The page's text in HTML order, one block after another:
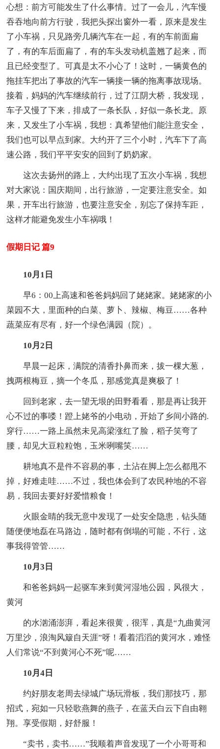
心想：前方可能发生了什么事情。过了一会儿，汽车慢
吞吞地向前方行驶，我把头探出窗外一看，原来是发生
了小车祸，只见路旁几辆汽车在一起，有的车前面扁
了，有的车后面扁了，有的车头发动机盖翘了起来，而
且已经变型了。可真是太不小心了！这时，一辆黄色的
拖挂车把出了事故的汽车一辆接一辆的拖离事故现场。
接着，妈妈的汽车继续前行，过了江阴大桥，我发现，
车子又慢了下来，排成了一条长队，好似一条长龙。原
来，又发生了小车祸，我想：真希望他们能注意安全，
我们也可以早点到家。大约开了三个小时，汽车下了高
速公路，我们平平安安的回到了奶奶家。
这次去扬州的路上，大约出现了五次小车祸，我想
对大家说：国庆期间，出行旅游，一定要注意安全。如
果，开车出行旅游，也要注意安全，别忘了保持车距，
这样才能避免发生小车祸哦！
假期日记 篇9
10月1日
早6：00上高速和爸爸妈妈回了姥姥家。姥姥家的小
菜园不大，里面种的白菜、萝卜、辣椒、梅豆……各种
蔬菜应有尽有，好一个绿色满园（院）。
10月2日
早晨一起床，满院的清香扑鼻而来，拔一棵大葱，
拽两根梅豆，摘一个冬瓜，那感觉真是爽极了！
回到老家，去一望无垠的田野看看，那是再让我开
心不过的事喽！蹬上姥爷的小电动，开始了乡间小路的.
穿行……一路上虽然未见高梁涨红了脸，稻子笑弯了
腰，却见大豆粒粒饱，玉米咧嘴笑……
耕地真不是件不容易的事，土沾在脚上怎么都甩不
掉，好难走哇……不过，我也体会到了农民种地的不容
易，我回去要好好爱惜粮食！
火眼金睛的我无意中发现了一处安全隐患，钻头随
随便便地磊在马路边，随时都有倒塌的可能，不行，这
事我得管管……
10月3日
和爸爸妈妈一起驱车来到黄河湿地公园，风很大，
黄河
的水汹涌澎湃，看起来很黄，很浑，真是“九曲黄河
万里沙，浪淘风簸自天涯”呀！看着滔滔的黄河水，难怪
人们常说“不到黄河心不死”呢……
10月4日
约好朋友老周去绿城广场玩滑板，我们那技巧，那
招式，宛如一只轻歌燕舞的燕子，在蓝天白云下自由翱
翔。享受假期，好舒服！
“卖书，卖书……”我顺着声音发现了一个小哥哥和